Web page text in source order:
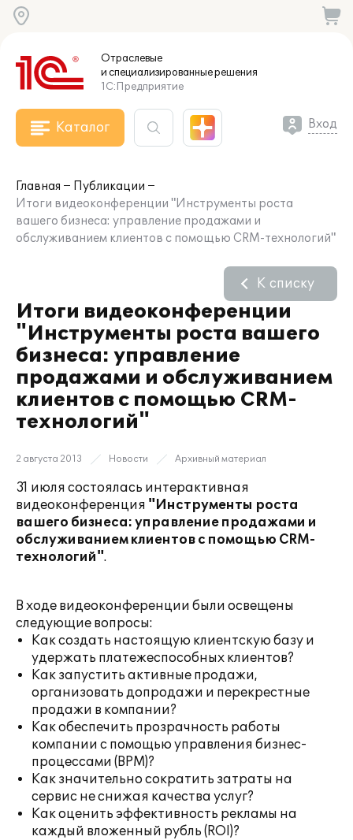
Отраслевые
и специализированныерешения
1С:Предприятие
Каталог Вход
Главная
Публикации
Итоги видеоконференции "Инструменты роста
вашего бизнеса: управление продажами и
обслуживанием клиентов с помощью CRM-технологий"
Итоги видеоконференции
"Инструменты роста вашего
бизнеса: управление
продажами и обслуживанием
клиентов с помощью CRM-
технологий"
К списку
2 августа 2013 Новости Архивный материал
31 июля состоялась интерактивная
видеоконференция "Инструменты роста
вашего бизнеса: управление продажами и
обслуживанием клиентов с помощью CRM-
технологий".
В ходе видеоконференции были освещены
следующие вопросы:
Как создать настоящую клиентскую базу и
удержать платежеспособных клиентов?
Как запустить активные продажи,
организовать допродажи и перекрестные
продажи в компании?
Как обеспечить прозрачность работы
компании с помощью управления бизнес-
процессами (BPM)?
Как значительно сократить затраты на
сервис не снижая качества услуг?
Как оценить эффективность рекламы на
каждый вложенный рубль (ROI)?